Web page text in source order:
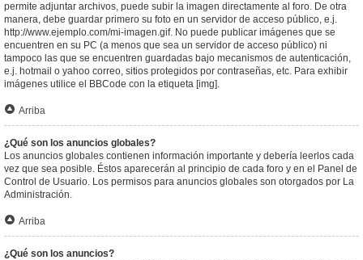
permite adjuntar archivos, puede subir la imagen directamente al foro. De otra
manera, debe guardar primero su foto en un servidor de acceso público, e.j.
http://www.ejemplo.com/mi-imagen.gif. No puede publicar imágenes que se
encuentren en su PC (a menos que sea un servidor de acceso público) ni
tampoco las que se encuentren guardadas bajo mecanismos de autenticación,
e.j. hotmail o yahoo correo, sitios protegidos por contraseñas, etc. Para exhibir
imágenes utilice el BBCode con la etiqueta [img].
Arriba
¿Qué son los anuncios globales?
Los anuncios globales contienen información importante y debería leerlos cada
vez que sea posible. Éstos aparecerán al principio de cada foro y en el Panel de
Control de Usuario. Los permisos para anuncios globales son otorgados por La
Administración.
Arriba
¿Qué son los anuncios?